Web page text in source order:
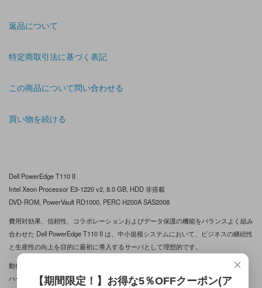
返品について
特定商取引法に基づく表記
この商品について問い合わせる
買い物を続ける
Dell PowerEdge T110 II
Intel Xeon Processor E3-1220 v2, 8.0 GB, HDD 非搭載
DVD-ROM, PowerVault RD1000, PERC H200A SAS2008
費用対効果、信頼性、コラボレーションおよびデータ保護の機能をバランスよく組み
合わせた Dell PowerEdge T110 II は、中小規模システムにおいて、ビジネスの継続性
と生産性の向上を目的に最初に導入するサーバとして理想的です。
動作確認済、中古品 です。
ハードディスク は、搭載していません。
×
【期間限定！】お得な5％OFFクーポン(ア